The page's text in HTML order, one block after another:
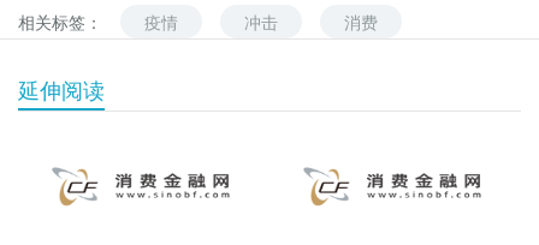
相关标签： 疫情 冲击 消费
延伸阅读